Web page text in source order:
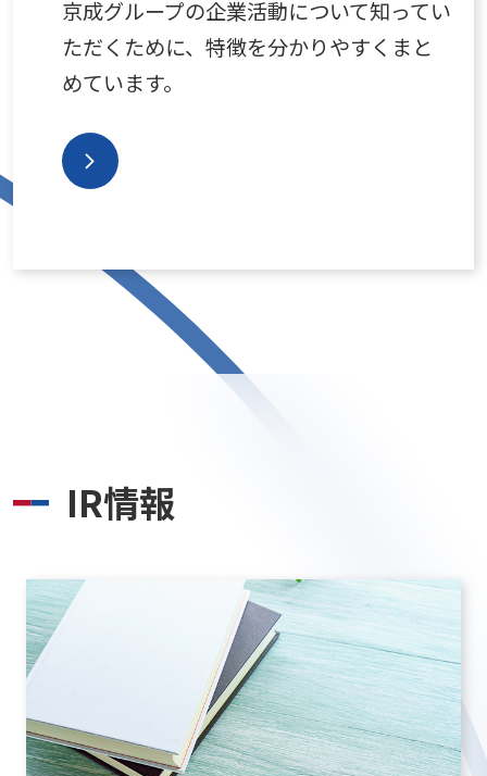
京成グループの企業活動について知ってい
ただくために、特徴を分かりやすくまと
めています。
IR情報